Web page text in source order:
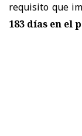
requisito que
183 días en el